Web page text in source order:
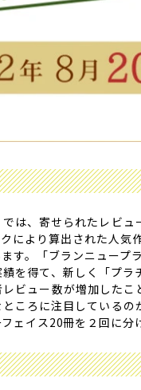
は、寄せられたレビュ
により算出された人気
す。「ブランニュープ
を得て、新しく「プラ
ビュー数が増加したこ
ころに注目しているの
ェイス20冊を２回に分